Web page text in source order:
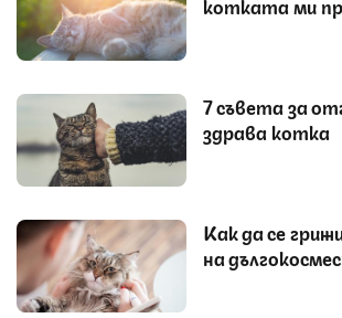
котката ми
7 съвета за
здрава котка
Как да се
на